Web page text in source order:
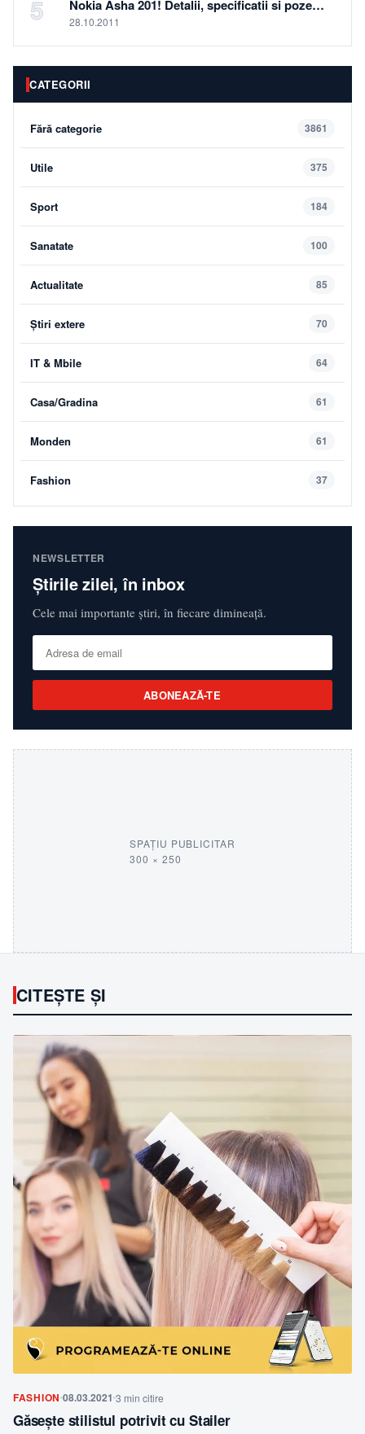
5 Nokia Asha 201! Detalii, specificatii si poze…
28.10.2011
CATEGORII
Fără categorie 3861
Utile 375
Sport 184
Sanatate 100
Actualitate 85
Știri extere 70
IT & Mbile 64
Casa/Gradina 61
Monden 61
Fashion 37
NEWSLETTER
Știrile zilei, în inbox
Cele mai importante știri, în fiecare dimineață.
ABONEAZĂ-TE
SPAȚIU PUBLICITAR
300 × 250
CITEȘTE ȘI
FASHION08.03.20213 min citire
Găsește stilistul potrivit cu Stailer